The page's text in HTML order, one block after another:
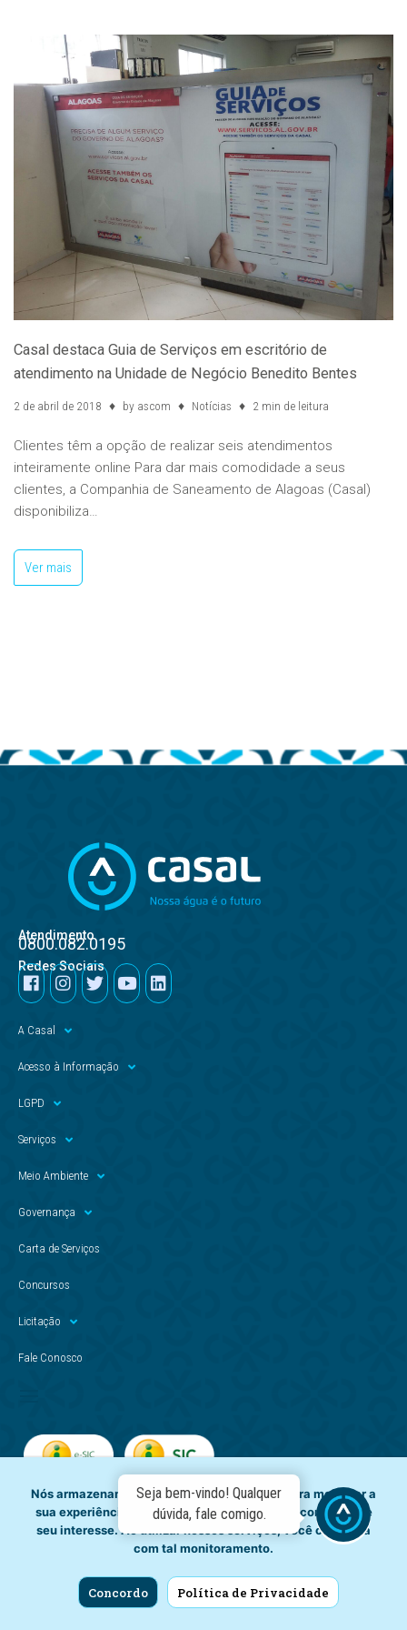
Casal destaca Guia de Serviços em escritório de
atendimento na Unidade de Negócio Benedito Bentes
2 de abril de 2018 by ascom Notícias 2 min de leitura
Clientes têm a opção de realizar seis atendimentos
inteiramente online Para dar mais comodidade a seus
clientes, a Companhia de Saneamento de Alagoas (Casal)
disponibiliza…
Ver mais
Atendimento
0800.082.0195
Redes Sociais
A Casal
Acesso à Informação
LGPD
Serviços
Meio Ambiente
Governança
Carta de Serviços
Concursos
Licitação
Fale Conosco
Copyright © - Casal. Todos os direitos reservados.
CNPJ: 012.294.708/0001-81
Nós armazenamos dados temporariamente para melhorar a
sua experiência de navegação e recomendar conteúdo de
seu interesse. Ao utilizar nossos serviços, você concorda
com tal monitoramento.
Concordo Política de Privacidade
Seja bem-vindo! Qualquer
dúvida, fale comigo.